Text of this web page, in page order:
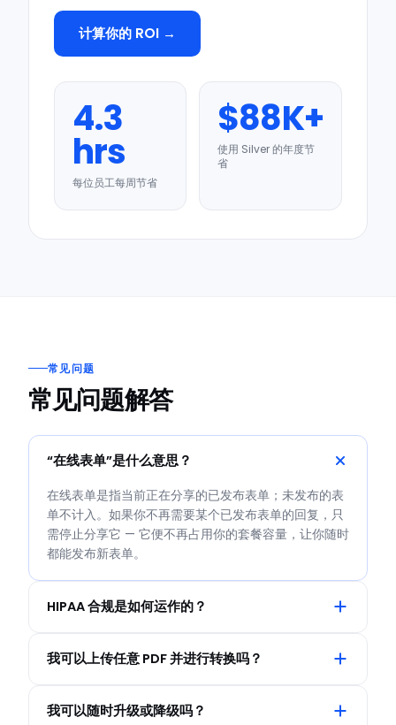
计算你的 ROI →
4.3
hrs
每位员工每周节省
$88K+
使用 Silver 的年度节
省
常见问题
常见问题解答
“在线表单”是什么意思？
在线表单是指当前正在分享的已发布表单；未发布的表
单不计入。如果你不再需要某个已发布表单的回复，只
需停止分享它 — 它便不再占用你的套餐容量，让你随时
都能发布新表单。
HIPAA 合规是如何运作的？
我可以上传任意 PDF 并进行转换吗？
我可以随时升级或降级吗？